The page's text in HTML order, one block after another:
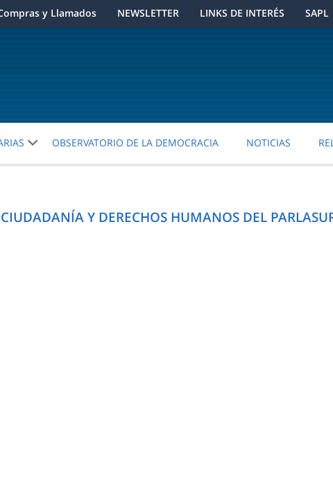
y Llamados NEWSLETTER LINKS DE INTERÉS SAPL
OBSERVATORIO DE LA DEMOCRACIA NOTICIAS
Y DERECHOS HUMANOS DEL